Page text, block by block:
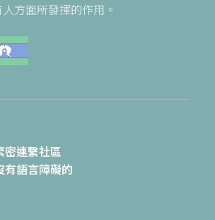
方面所發揮的作用。
密連繫社區
有語言障礙的